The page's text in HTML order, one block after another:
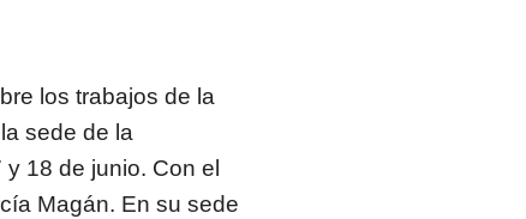
los trabajos de la
sede de la
18 de junio. Con el
Magán. En su sede